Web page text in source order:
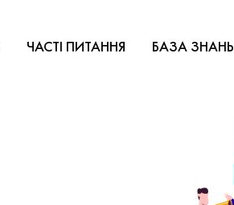
ЧАСТІ ПИТАННЯ БАЗА ЗНАНЬ